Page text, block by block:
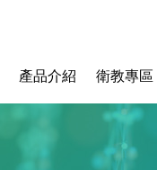
產品介紹 衛教專區